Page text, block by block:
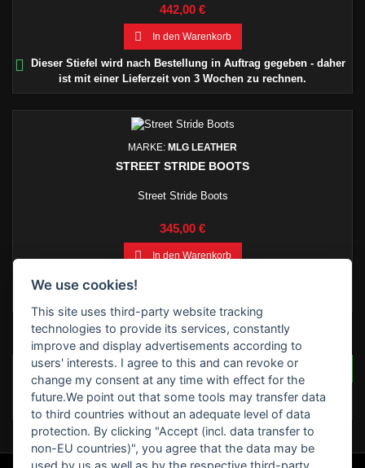
Preis
442,00 €
 In den Warenkorb

Dieser Stiefel wird nach Bestellung in Auftrag gegeben - daher
ist mit einer Lieferzeit von 3 Wochen zu rechnen.
MARKE: MLG LEATHER
STREET STRIDE BOOTS
Street Stride Boots
Preis
345,00 €
 In den Warenkorb
Dieser Stiefel wird nach Bestellung in Auftrag gegeben - daher
BEWERTUNGEN
SCHREIBEN SIE IHRE BEWERTUNG
Seien Sie der Erste, der
eine Bewertung schreibt
!
We use cookies!
This site uses third-party website tracking
technologies to provide its services, constantly
improve and display advertisements according to
users' interests. I agree to this and can revoke or
change my consent at any time with effect for the
future.We point out that some tools may transfer data
to third countries without an adequate level of data
protection. By clicking "Accept (incl. data transfer to
non-EU countries)", you agree that the data may be